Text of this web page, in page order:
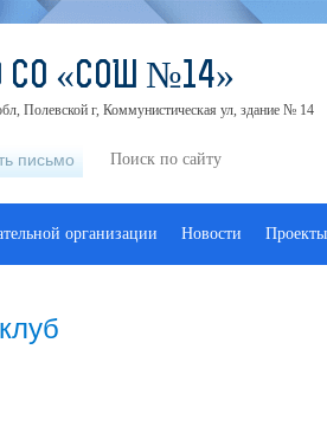
СО «СОШ №14»
Полевской г, Коммунистическая ул, здание № 14
письмо
организации Новости Проекты